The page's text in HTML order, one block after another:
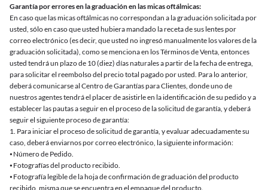
Garantía por errores en la graduación en las micas oftálmicas:
En caso que las micas oftálmicas no correspondan a la graduación solicitada por
usted, sólo en caso que usted hubiera mandado la receta de sus lentes por
correo electrónico (es decir, que usted no ingresó manualmente los valores de la
graduación solicitada), como se menciona en los Términos de Venta, entonces
usted tendrá un plazo de 10 (diez) días naturales a partir de la fecha de entrega,
para solicitar el reembolso del precio total pagado por usted. Para lo anterior,
deberá comunicarse al Centro de Garantías para Clientes, donde uno de
nuestros agentes tendrá el placer de asistirle en la identificación de su pedido y a
establecer las pautas a seguir en el proceso de la solicitud de garantía, y deberá
seguir el siguiente proceso de garantía:
1. Para iniciar el proceso de solicitud de garantía, y evaluar adecuadamente su
caso, deberá enviarnos por correo electrónico, la siguiente información:
⦁ Número de Pedido.
⦁ Fotografías del producto recibido.
⦁ Fotografía legible de la hoja de confirmación de graduación del producto
recibido, misma que se encuentra en el empaque del producto.